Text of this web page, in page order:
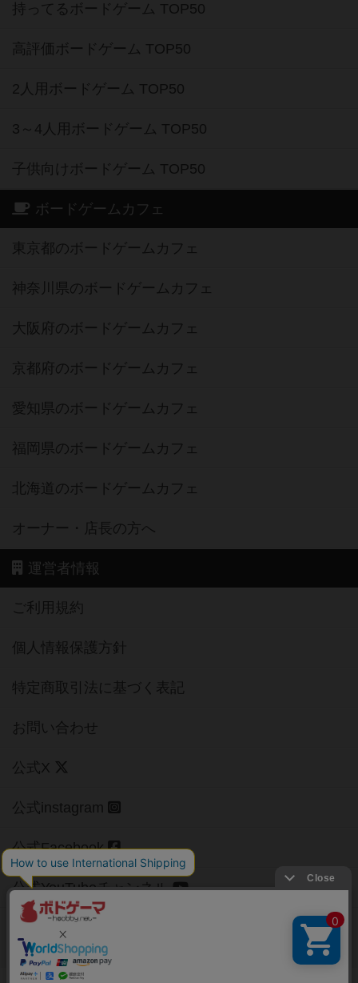
持ってるボードゲーム TOP50
高評価ボードゲーム TOP50
2人用ボードゲーム TOP50
3～4人用ボードゲーム TOP50
子供向けボードゲーム TOP50
ボードゲームカフェ
東京都のボードゲームカフェ
神奈川県のボードゲームカフェ
大阪府のボードゲームカフェ
京都府のボードゲームカフェ
愛知県のボードゲームカフェ
福岡県のボードゲームカフェ
北海道のボードゲームカフェ
オーナー・店長の方へ
運営者情報
ご利用規約
個人情報保護方針
特定商取引法に基づく表記
お問い合わせ
公式X
公式instagram
公式Facebook
公式YouTubeチャンネル